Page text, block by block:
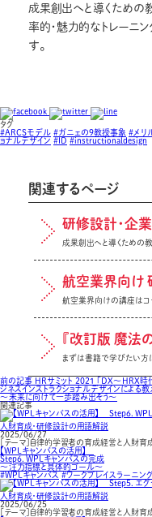
成果創出へと導くための
率的・魅力的なトレーニ
す。
タグ
#ARCSモデル #ガニェの9教授事象 #メリ
ョナルデザイン #ID #instructionaldesign
関連するページ
研修設計・企
成果創出へと導くための
航空業界向け
航空業界向けの講座はコ
『改訂版 魔法
まずは書籍で学びたい方
前の記事 HRサミット 2021 「DX～HRX時
ジネスインストラクショナルデザインによ
〜未来に向けて一歩踏み出そう〜
関連記事
人財育成・研修設計の用語解説
2025/06/27
［テーマ］自律的学習者の育成経営と人財育
【WPLキャンバスの活用】
Step６．WPLキャンバスの完成
～注力指標と具体的ゴール～
#WPLキャンバス #ワークプレイスラーニン
人財育成・研修設計の用語解説
2025/06/25
［テーマ］自律的学習者の育成経営と人財育